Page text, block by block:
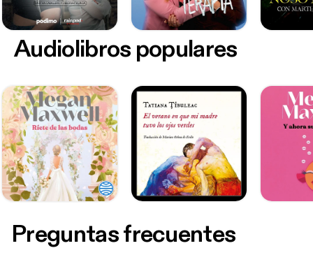
Audiolibros populares
Preguntas frecuentes